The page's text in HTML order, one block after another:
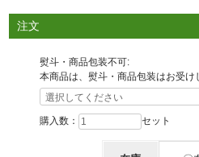
注文
熨斗・商品包装不可:
本商品は、熨斗・商品包装はお受け
購入数： セット